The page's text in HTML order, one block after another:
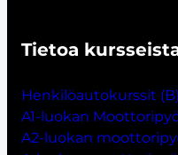
Tietoa
Henkilöautokurssit (B)
A1-luokan
A2-luokan